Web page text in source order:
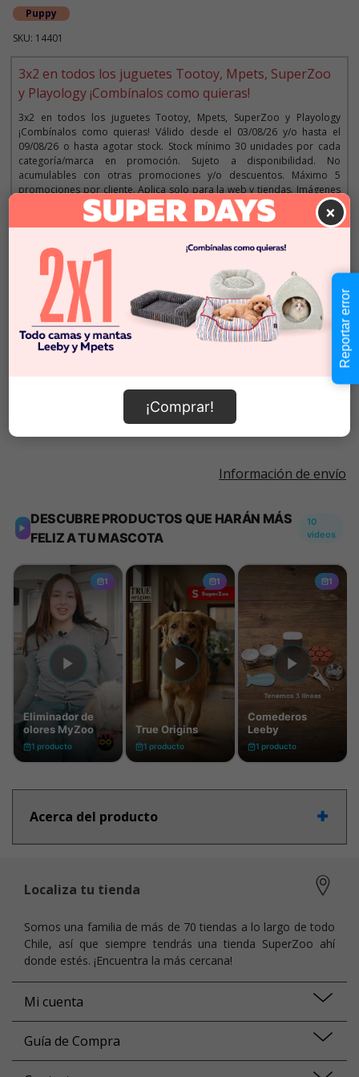
Puppy
SKU: 14401
3x2 en todos los juguetes Tootoy, Mpets, SuperZoo
y Playology ¡Combínalos como quieras!
3x2 en todos los juguetes Tootoy, Mpets, SuperZoo y Playology
¡Combínalos como quieras! Válido desde el 03/08/26 y/o hasta el
09/08/26 o hasta agotar stock. Stock mínimo 30 unidades por cada
categoría/marca en promoción. Sujeto a disponibilidad. No
acumulables con otras promociones y/o descuentos. Máximo 5
promociones por cliente. Aplica solo para la web y tiendas. Imágenes
Descripción
Cantidad:
-
$7.990
En Stock
Añadir al carrito
Información de envío
Acerca del producto
×
¡Comprar!
Localiza tu tienda
Somos una familia de más de 70 tiendas a lo largo de todo
Chile, así que siempre tendrás una tienda SuperZoo ahí
donde estés. ¡Encuentra la más cercana!
Mi cuenta
Guía de Compra
Reportar error